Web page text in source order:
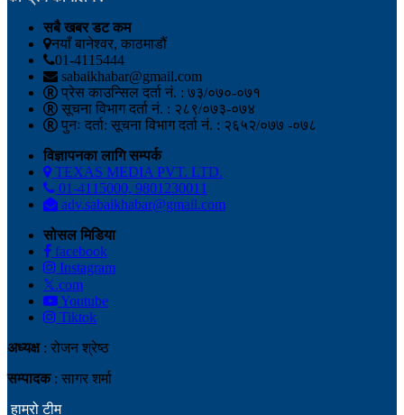
सबै खबर डट कम
नयाँ बानेश्वर, काठमाडौं
01-4115444
sabaikhabar@gmail.com
प्रेस काउन्सिल दर्ता नं. : ७३/०७०-०७१
सूचना विभाग दर्ता नं. : २८९/०७३-०७४
पुनः दर्ता: सूचना विभाग दर्ता नं. : २६५२/०७७ -०७८
विज्ञापनका लागि सम्पर्क
TEXAS MEDIA PVT. LTD.
01-4115000, 9801230011
adv.sabaikhabar@gmail.com
सोसल मिडिया
facebook
Instagram
𝕏.com
Youtube
Tiktok
अध्यक्ष: रोजन श्रेष्ठ
सम्पादक: सागर शर्मा
हाम्रो टीम